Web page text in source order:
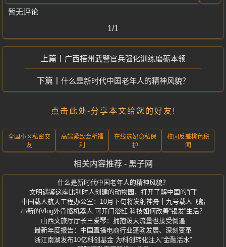
暂无评论
1/1
广西梧州武警官兵强化训练磨砺本领
什么是新时代中国老年人的精神风貌？
点击此处-分享本文给您的好友!
全国小区私密交
友
高端紧致会所福
利
在线选妃隐私保
护
校园反差桃色秘
闻
相关内容推荐 - 黑子网
什么是新时代中国老年人的精神风貌？
文明遇鉴这座比利时人创建的动物园，打开了解中国的“门”
中国载人航天工程办公室：10月下旬将发射神舟十九号载人飞船
小新的Vlog外骨骼机器人 可开门浴缸 科技如何改善“银发”生活？
山西文旅厅厅长王爱琴：拥抱泼天流量也接受倒逼
最新年度报告：中国直播电商行业蓬勃发展、深刻变革
浙江南湖发布10亿科创基金 为科创转化注入“金融活水”